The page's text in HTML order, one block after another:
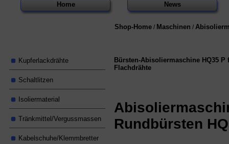
Home News
Kupferlackdrähte
Schaltlitzen
Isoliermaterial
Tränkmittel/Vergussmassen
Kabelschuhe/Klemmbretter
Shop-Home / Maschinen /
Bürsten-Abisoliermaschine HQ35
Flachdrähte
Rundbürsten